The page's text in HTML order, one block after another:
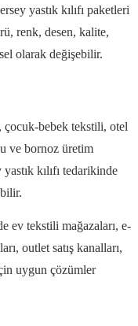
yastık kılıfı paketleri
renk, desen, kalite,
olarak değişebilir.
bebek tekstili, otel
ve bornoz üretim
kılıfı tedarikinde
ev tekstili mağazaları, e-
outlet satış kanalları,
uygun çözümler